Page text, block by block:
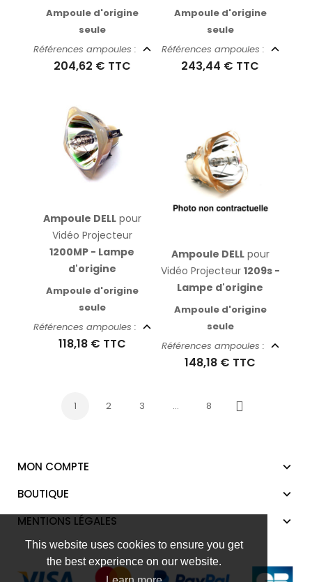
This website uses cookies to ensure you get
the best experience on our website.
Ampoule d'origine
seule
Références ampoules :
204,62 € TTC
Ampoule d'origine
seule
Références ampoules :
243,44 € TTC
Ampoule DELLpour
Vidéo Projecteur
1200MP - Lampe
d'origine
Ampoule d'origine
seule
Références ampoules :
118,18 € TTC
Ampoule DELLpour
Vidéo Projecteur 1209s -
Lampe d'origine
Ampoule d'origine
seule
Références ampoules :
148,18 € TTC
1 2 3 … 8
Suivant
MON COMPTE
BOUTIQUE
MENTIONS LÉGALES